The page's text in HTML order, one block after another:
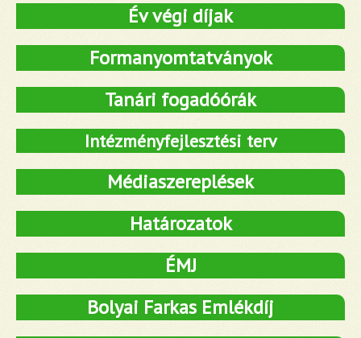
Év végi díjak
Formanyomtatványok
Tanári fogadóórák
Intézményfejlesztési terv
Médiaszereplések
Határozatok
ÉMJ
Bolyai Farkas Emlékdíj